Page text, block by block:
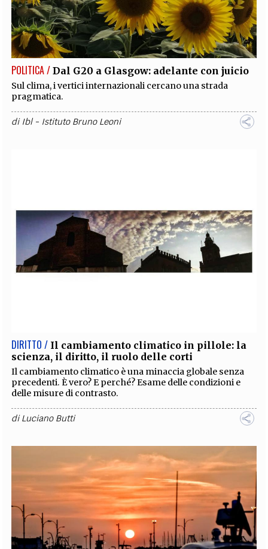
POLITICA / Dal G20 a Glasgow: adelante con juicio
Sul clima, i vertici internazionali cercano una strada
pragmatica.
di Ibl - Istituto Bruno Leoni
DIRITTO / Il cambiamento climatico in pillole: la
scienza, il diritto, il ruolo delle corti
Il cambiamento climatico è una minaccia globale senza
precedenti. È vero? E perché? Esame delle condizioni e
delle misure di contrasto.
diLuciano Butti